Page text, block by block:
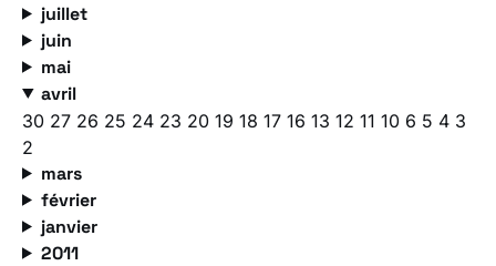
juillet
juin
mai
avril
30 27 26 25 24 23 20 19 18 17 16 13 12 11 10 6 5 4 3
2
mars
février
janvier
2011